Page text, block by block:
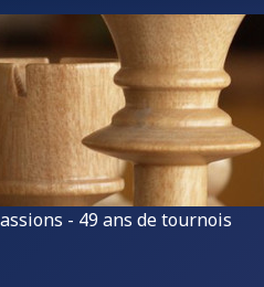
- 49 ans de tournois